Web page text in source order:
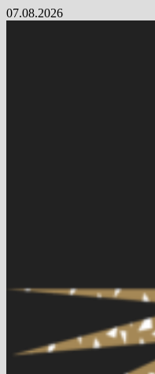
Skip
07.08.2026